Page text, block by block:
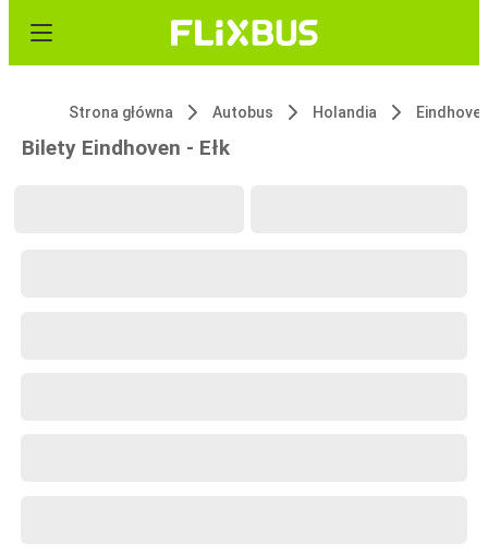
Strona główna Autobus Holandia
Bilety Eindhoven - Ełk